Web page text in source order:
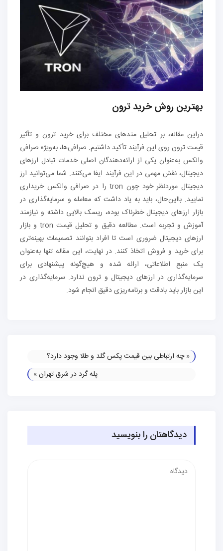
بهترین روش خرید ترون
دراین مقاله، بر تحلیل متدهای مختلف برای خرید ترون و تأثیر
قیمت ترون روی این فرآیند تأکید داشتیم. صرافی‌ها، به‌ویژه صرافی
والکس به‌عنوان یکی از ارائه‌دهندگان اصلی خدمات تبادل ارزهای
دیجیتال، نقش مهمی در این فرآیند ایفا می‌کنند. شما می‌توانید ارز
دیجیتال موردنظر خود چون tron را در صرافی والکس خریداری
نمایید. با‌این‌حال، باید به یاد داشت که معامله و سرمایه‌گذاری در
بازار ارزهای دیجیتال خطرناک بوده، ریسک بالایی داشته و نیازمند
آموزش و تجربه است. مطالعه دقیق و تحلیل قیمت tron و بازار
ارزهای دیجیتال ضروری است تا افراد بتوانند تصمیمات بهینه‌تری
برای خرید و فروش اتخاذ کنند. در نهایت، این مقاله تنها به‌عنوان
یک منبع اطلاعاتی، ارائه شده و هیچ‌گونه پیشنهادی برای
سرمایه‌گذاری در ارزهای دیجیتال و ترون ندارد. سرمایه‌گذاری در
این بازار باید بادقت و برنامه‌ریزی دقیق انجام شود.
«چه ارتباطی بین قیمت پکس گلد و طلا وجود دارد؟
پله گرد در شرق تهران»
دیدگاهتان را بنویسید